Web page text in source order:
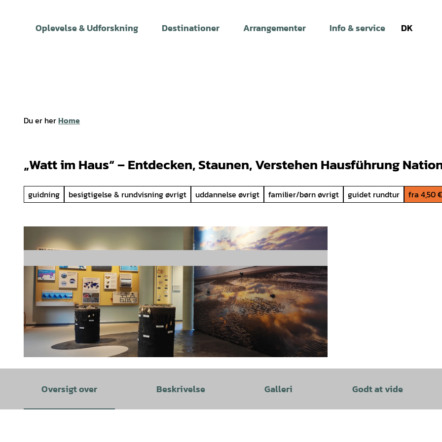
Oplevelse & Udforskning Destinationer Arrangementer Info & service DK
Du er herHome
„Watt im Haus“ – Entdecken, Staunen, Verstehen Hausführung
guidning besigtigelse & rundvisning øvrigt uddannelse øvrigt familier/børn øvrigt guidet rundtur fra 4,50
Oversigt over Beskrivelse Galleri Godt at vide